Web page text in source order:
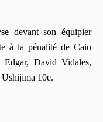
devant son équipier
à la pénalité de Caio
David Vidales,
10e.